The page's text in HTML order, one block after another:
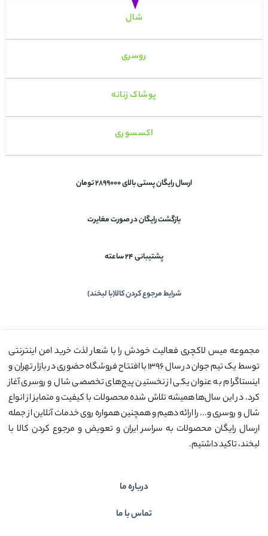
شال
روسری
پوشاک زنانه
اکسسوری
ارسال رایگان پستی بالای 2899000 تومان
بازگشت رایگان در صورت مغایرت
پشتیبانی 24 ساعته
شرایط مرجوع کردن کالا(با لبخند)
مجموعه میس لاکچری فعالیت خودش را با شعار لذت خرید امن اینترنتی
توسط یک تیم جوان در سال ۱۳۹۶ با افتتاح فروشگاه حضوری در بازار تهران و
اینستاگرام به عنوان یکی از نخستین پیج‌های تخصصی شال و روسری آغاز
کرد. در این سال‌ها همیشه تلاش شده محصولات با کیفیت و متمایز از انواع
شال و روسری و... را ارائه دهیم و همچنین همواره روی خدمات آنلاین از جمله
ارسال رایگان محصولات به سراسر ایران و تعویض و مرجوع کردن کالا با
لبخند، تاکید داشتیم.
درباره ما
تماس با ما